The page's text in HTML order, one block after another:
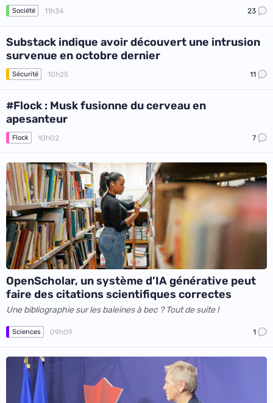
Société 11h34 23
Substack indique avoir découvert une intrusion
survenue en octobre dernier
Sécurité 10h25 11
#Flock : Musk fusionne du cerveau en
apesanteur
Flock 10h02 7
OpenScholar, un système d’IA générative peut
faire des citations scientifiques correctes
Une bibliographie sur les baleines à bec ? Tout de suite !
Sciences 09h09 1